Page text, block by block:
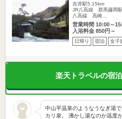
吉井駅5.15km
JR八高線 群馬
八高線 高崎…
営業時間 10:00～
入浴料金 850円～
日帰り 宿泊 女子
楽天トラベルの宿
中山平温泉のようなうなぎ湯
カリ泉。 沸かし湯なのか温度